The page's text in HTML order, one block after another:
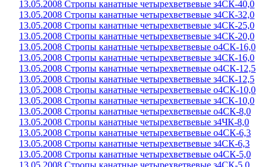
13.05.2008 Стропы канатные четырехветвевые з4СК-40,0
13.05.2008 Стропы канатные четырехветвевые з4СК-32,0
13.05.2008 Стропы канатные четырехветвевые з4СК-25,0
13.05.2008 Стропы канатные четырехветвевые з4СК-20,0
13.05.2008 Стропы канатные четырехветвевые о4СК-16,0
13.05.2008 Стропы канатные четырехветвевые з4СК-16,0
13.05.2008 Стропы канатные четырехветвевые о4СК-12,5
13.05.2008 Стропы канатные четырехветвевые з4СК-12,5
13.05.2008 Стропы канатные четырехветвевые о4СК-10,0
13.05.2008 Стропы канатные четырехветвевые з4СК-10,0
13.05.2008 Стропы канатные четырехветвевые о4СК-8,0
13.05.2008 Стропы канатные четырехветвевые з4ЧК-8,0
13.05.2008 Стропы канатные четырехветвевые о4СК-6,3
13.05.2008 Стропы канатные четырехветвевые з4СК-6,3
13.05.2008 Стропы канатные четырехветвевые о4СК-5,0
13.05.2008 Стропы канатные четырехветвевые з4СК-5,0